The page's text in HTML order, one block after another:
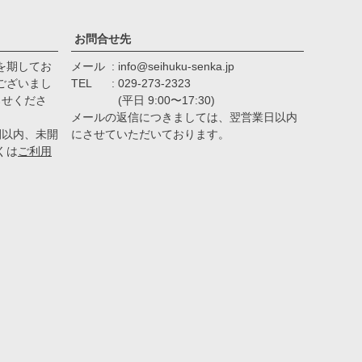
期してお
ざいまし
くださ
内、未開
はご利用
お問合せ先
メール
info@seihuku-senka.jp
TEL
029-273-2323
(平日 9:00〜17:30)
メールの返信につきましては、翌営業日以内
にさせていただいております。